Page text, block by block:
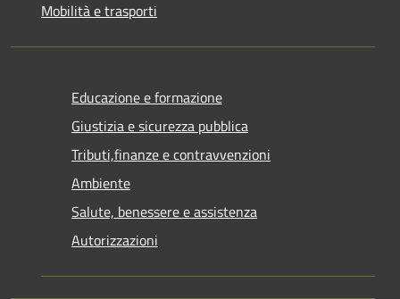
Mobilità e trasporti
Educazione e formazione
Giustizia e sicurezza pubblica
Tributi,finanze e contravvenzioni
Ambiente
Salute, benessere e assistenza
Autorizzazioni